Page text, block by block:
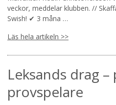
veckor, meddelar klubben. //
Swish! ✔ 3 måna …
Läs hela artikeln >>
Leksands drag –
provspelare